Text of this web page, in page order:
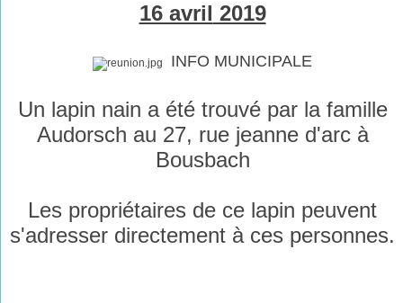
16 avril 2019
INFO MUNICIPALE
Un lapin nain a été trouvé par la famille
Audorsch au 27, rue jeanne d'arc à
Bousbach
Les propriétaires de ce lapin peuvent
s'adresser directement à ces personnes.